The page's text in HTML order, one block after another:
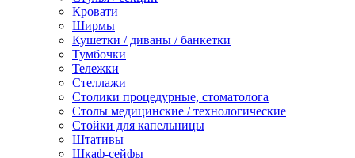
Кровати
Ширмы
Кушетки / диваны / банкетки
Тумбочки
Тележки
Стеллажи
Столики процедурные, стоматолога
Столы медицинские / технологические
Стойки для капельницы
Штативы
Шкаф-сейфы